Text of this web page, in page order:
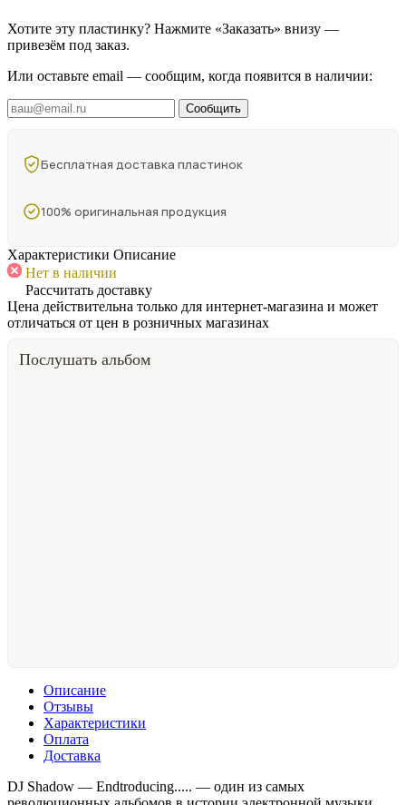
Хотите эту пластинку? Нажмите «Заказать» внизу —
привезём под заказ.
Или оставьте email — сообщим, когда появится в наличии:
Сообщить
Бесплатная доставка пластинок
100% оригинальная продукция
Характеристики Описание
Нет в наличии
Рассчитать доставку
Цена действительна только для интернет-магазина и может
отличаться от цен в розничных магазинах
Послушать альбом
Описание
Отзывы
Характеристики
Оплата
Доставка
DJ Shadow — Endtroducing..... — один из самых